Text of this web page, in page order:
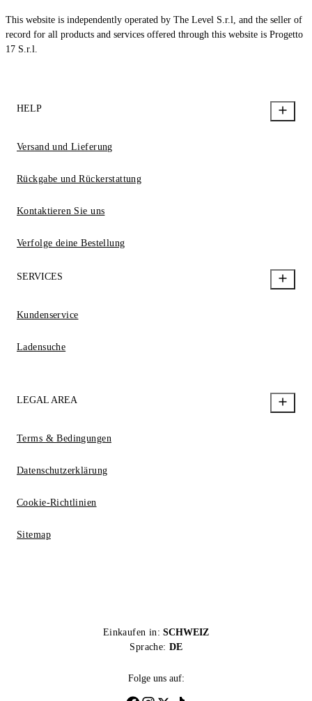
This website is independently operated by The Level S.r.l, and the seller of
record for all products and services offered through this website is Progetto
17 S.r.l.
HELP
Versand und Lieferung
Rückgabe und Rückerstattung
Kontaktieren Sie uns
Verfolge deine Bestellung
SERVICES
Kundenservice
Ladensuche
LEGAL AREA
Terms & Bedingungen
Datenschutzerklärung
Cookie-Richtlinien
Sitemap
Einkaufen in: SCHWEIZ
Sprache: DE
Folge uns auf: